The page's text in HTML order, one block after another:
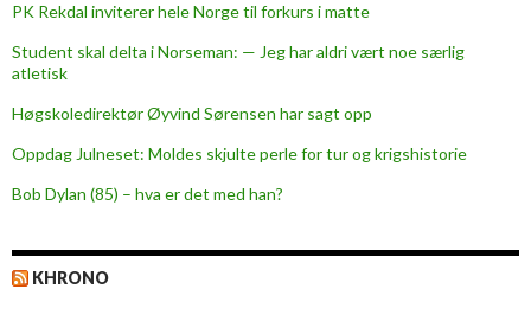
PK Rekdal inviterer hele Norge til forkurs i matte
Student skal delta i Norseman: — Jeg har aldri vært noe særlig
atletisk
Høgskoledirektør Øyvind Sørensen har sagt opp
Oppdag Julneset: Moldes skjulte perle for tur og krigshistorie
Bob Dylan (85) – hva er det med han?
KHRONO